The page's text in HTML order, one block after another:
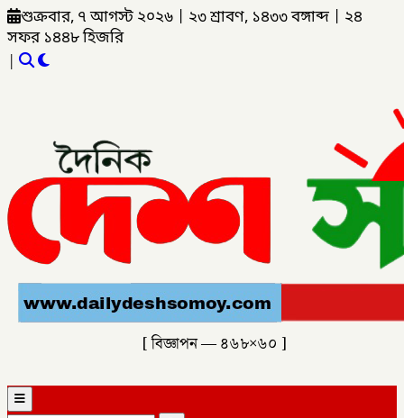
শুক্রবার, ৭ আগস্ট ২০২৬ ২৩ শ্রাবণ, ১৪৩৩ বঙ্গাব্দ
২৪
সফর ১৪৪৮ হিজরি
|
[ বিজ্ঞাপন — ৪৬৮×৬০ ]